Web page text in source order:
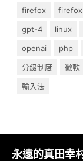
firefox
firefox
gpt-4
linux
openai
php
分級制度
微軟
輸入法
永遠的真田幸